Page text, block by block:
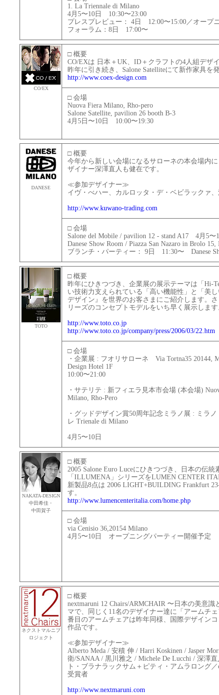
1. La Triennale di Milano
4月5〜10日 10:30〜23:00
プレスプレビュー： 4日 12:00〜15:00／オープ
フォーラム：8日 17:00〜
CO/EX
□ 概要
CO/EXは 日本＋UK、ID＋クラフトの4人組デザ
昨年に引き続き、Salone Satelliteにて新作家具を
http://www.coex-design.com
□ 会場
Nuova Fiera Milano, Rho-pero
Salone Satellite, pavilion 26 booth B-3
4月5日〜10日 10:00〜19:30
DANESE
□ 概要
今年から新しい会場になるサローネの本会場内
ザイナー深澤直人も健在です。
≪参加デザイナー≫
イヴ・べハー、カルロッタ・デ・ベビラックァ
http://www.kuwano-trading.com
□ 会場
Salone del Mobile / pavilion 12 - stand A17 4月5
Danese Show Room / Piazza San Nazaro in Brolo
ブランチ・パーティー： 9日 11:30〜 Danese
TOTO
□ 概要
昨年にひきつづき、企業展の展示テーマは「Hi-
い技術力支えられている「高い機能性」と「美
デザイン』を世界のお客さまにご紹介します。
リーズのコンセプトモデルをいち早く展示しま
http://www.toto.co.jp
http://www.toto.co.jp/company/press/2006/03/22.htm
□ 会場
・企業展 : フオリサローネ Via Tortna35 20144,
Design Hotel 1F
10:00〜21:00
・サテリテ : 新フィエラ見本市会場 (本会場)
Milano, Rho-Pero
・グッドデザイン賞50周年記念ミラノ展 : ミラ
レ Trienale di Milano
4月5〜10日
NAKATA-DESIGN
中田希佳・
中田賀子
□ 概要
2005 Salone Euro Luceにひきつづき、日本の伝
「ILLUMENA」シリーズをLUMEN CENTER
新製品8点は 2006 LIGHT+BUILDING Frankfurt
す。
http://www.lumencenteritalia.com/home.php
□ 会場
via Cenisio 36,20154 Milano
4月5〜10日 オープニングパーティー開催予定
ネクストマルニプ
ロジェクト
□ 概要
nextmaruni 12 Chairs/ARMCHAIR 〜日本の美意
マで、同じく11名のデザイナー達に「アームチ
番目のアームチェアは昨年同様、国際デザイン
作品です。
≪参加デザイナー≫
Alberto Meda / 安積 伸 / Harri Koskinen / Jasper
衛/SANAA / 黒川雅之 / Michele De Lucchi / 深澤
ト・ブラナラックサム＋ピティ・アムラロング
受賞者
http://www.nextmaruni.com